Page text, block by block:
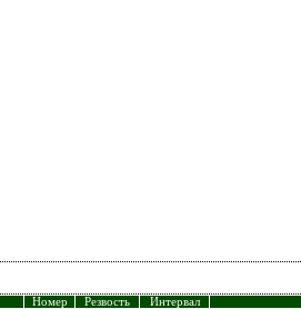
Номер Резвость Интервал